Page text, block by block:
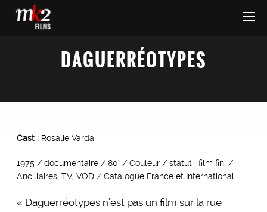
DAGUERRÉOTYPES
Cast : Rosalie Varda
1975 / documentaire/ 80’ / Couleur / statut : film fini /
Ancillaires, TV, VOD / Catalogue France et International
« Daguerréotypes n’est pas un film sur la rue